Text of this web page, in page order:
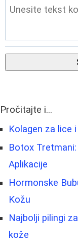
Pročitajte i...
Kolagen za lice
Botox
Aplikacije
Hormonske
Kožu
Najbolji pilingi
kože